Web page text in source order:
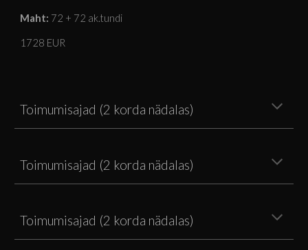
Maht: 72 + 72 ak.tundi
1728 EUR
Toimumisajad (2 korda nädalas)
Toimumisajad (2 korda nädalas)
Toimumisajad (2 korda nädalas)